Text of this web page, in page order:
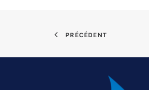
PRÉCÉDENT